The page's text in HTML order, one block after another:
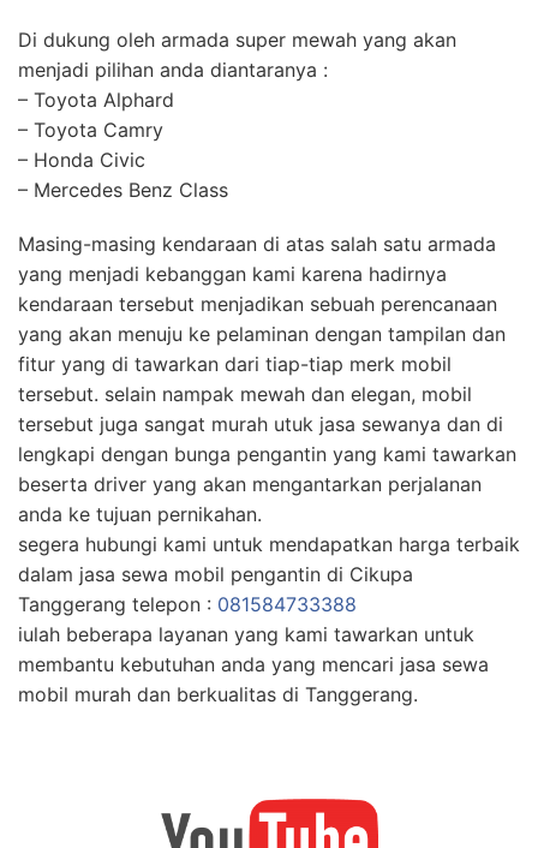
Di dukung oleh armada super mewah yang akan
menjadi pilihan anda diantaranya :
– Toyota Alphard
– Toyota Camry
– Honda Civic
– Mercedes Benz Class
Masing-masing kendaraan di atas salah satu armada
yang menjadi kebanggan kami karena hadirnya
kendaraan tersebut menjadikan sebuah perencanaan
yang akan menuju ke pelaminan dengan tampilan dan
fitur yang di tawarkan dari tiap-tiap merk mobil
tersebut. selain nampak mewah dan elegan, mobil
tersebut juga sangat murah utuk jasa sewanya dan di
lengkapi dengan bunga pengantin yang kami tawarkan
beserta driver yang akan mengantarkan perjalanan
anda ke tujuan pernikahan.
segera hubungi kami untuk mendapatkan harga terbaik
dalam jasa sewa mobil pengantin di Cikupa
Tanggerang telepon : 081584733388
iulah beberapa layanan yang kami tawarkan untuk
membantu kebutuhan anda yang mencari jasa sewa
mobil murah dan berkualitas di Tanggerang.